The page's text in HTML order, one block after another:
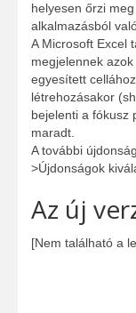
helyesen őrzi
alkalmazásból
A Microsoft Excel
megjelennek
egyesített
létrehozásakor
bejelenti a fókusz
maradt.
A további
>Újdonságok
Az új
[Nem található a